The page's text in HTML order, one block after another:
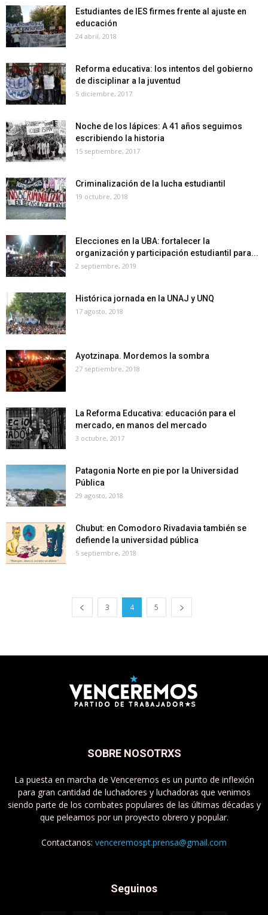
Estudiantes de IES firmes frente al ajuste en
educación
24 abril, 2018
Reforma educativa: los intentos del gobierno
de disciplinar a la juventud
5 diciembre, 2017
Noche de los lápices: A 41 años seguimos
escribiendo la historia
15 septiembre, 2017
Criminalización de la lucha estudiantil
19 octubre, 2018
Elecciones en la UBA: fortalecer la
organización y participación estudiantil para...
2 septiembre, 2019
Histórica jornada en la UNAJ y UNQ
17 agosto, 2018
Ayotzinapa. Mordemos la sombra
27 septiembre, 2018
La Reforma Educativa: educación para el
mercado, en manos del mercado
3 octubre, 2017
Patagonia Norte en pie por la Universidad
Pública
29 agosto, 2018
Chubut: en Comodoro Rivadavia también se
defiende la universidad pública
5 septiembre, 2018
3 4 5
SOBRE NOSOTRXS
La puesta en marcha de Venceremos es un punto de inflexión
para gran cantidad de luchadores y luchadoras que venimos
siendo parte de los combates populares de las últimas décadas y
que peleamos por un proyecto obrero y popular.
Contactanos: venceremospt.prensa@gmail.com
Seguinos